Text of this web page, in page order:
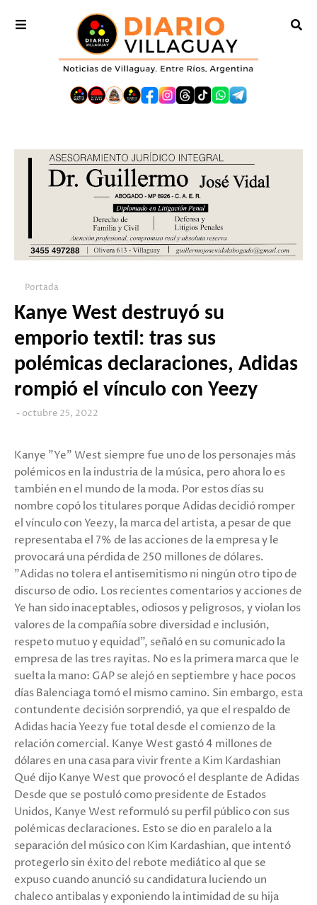
Portada
Kanye West destruyó su
emporio textil: tras sus
polémicas declaraciones, Adidas
rompió el vínculo con Yeezy
octubre 25, 2022
Kanye "Ye" West siempre fue uno de los personajes más
polémicos en la industria de la música, pero ahora lo es
también en el mundo de la moda. Por estos días su
nombre copó los titulares porque Adidas decidió romper
el vínculo con Yeezy, la marca del artista, a pesar de que
representaba el 7% de las acciones de la empresa y le
provocará una pérdida de 250 millones de dólares.
"Adidas no tolera el antisemitismo ni ningún otro tipo de
discurso de odio. Los recientes comentarios y acciones de
Ye han sido inaceptables, odiosos y peligrosos, y violan los
valores de la compañía sobre diversidad e inclusión,
respeto mutuo y equidad", señaló en su comunicado la
empresa de las tres rayitas. No es la primera marca que le
suelta la mano: GAP se alejó en septiembre y hace pocos
días Balenciaga tomó el mismo camino. Sin embargo, esta
contundente decisión sorprendió, ya que el respaldo de
Adidas hacia Yeezy fue total desde el comienzo de la
relación comercial. Kanye West gastó 4 millones de
dólares en una casa para vivir frente a Kim Kardashian
Qué dijo Kanye West que provocó el desplante de Adidas
Desde que se postuló como presidente de Estados
Unidos, Kanye West reformuló su perfil público con sus
polémicas declaraciones. Esto se dio en paralelo a la
separación del músico con Kim Kardashian, que intentó
protegerlo sin éxito del rebote mediático al que se
expuso cuando anunció su candidatura luciendo un
chaleco antibalas y exponiendo la intimidad de su hija